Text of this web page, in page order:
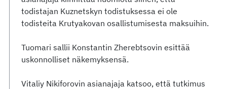
todistajan Kuznetskyn todistuksessa ei ole
todisteita Krutyakovan osallistumisesta maksuihin.
Tuomari sallii Konstantin Zherebtsovin esittää
uskonnolliset näkemyksensä.
Vitaliy Nikiforovin asianajaja katsoo, että tutkimus